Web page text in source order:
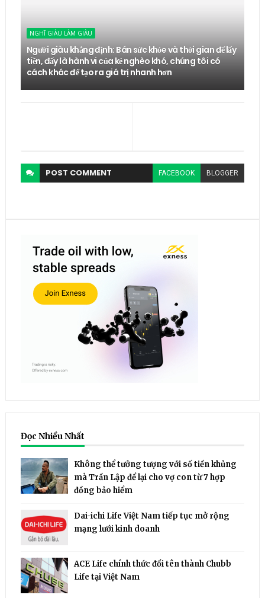
NGHĨ GIÀU LÀM GIÀU
Người giàu khẳng định: Bán sức khỏe và thời gian để lấy
tiền, đấy là hành vi của kẻ nghèo khó, chúng tôi có
cách khác để tạo ra giá trị nhanh hơn
POST COMMENT FACEBOOK BLOGGER
Đọc Nhiều Nhất
Không thể tưởng tượng với số tiền khủng
mà Trần Lập để lại cho vợ con từ 7 hợp
đồng bảo hiểm
Dai-ichi Life Việt Nam tiếp tục mở rộng
mạng lưới kinh doanh
ACE Life chính thức đổi tên thành Chubb
Life tại Việt Nam